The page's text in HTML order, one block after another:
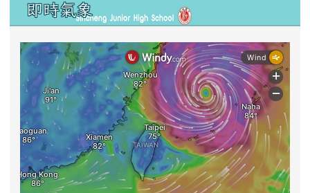
即時氣象